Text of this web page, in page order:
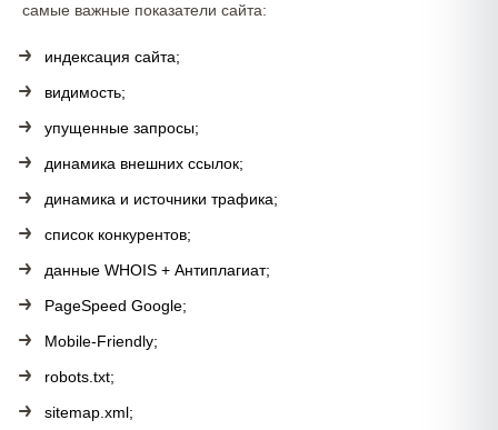
самые важные показатели сайта:
индексация сайта;
видимость;
упущенные запросы;
динамика внешних ссылок;
динамика и источники трафика;
список конкурентов;
данные WHOIS + Антиплагиат;
PageSpeed Google;
Mobile-Friendly;
robots.txt;
sitemap.xml;